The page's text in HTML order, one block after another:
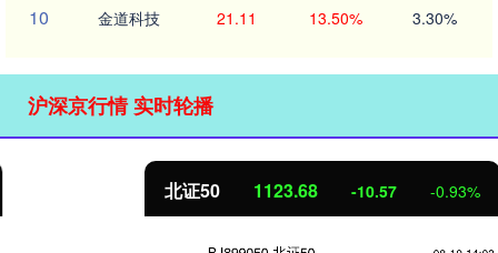
10 金道科技 21.11 13.50% 3.30%
沪深京行情 实时轮播
1123.68 -10.57 -0.93%